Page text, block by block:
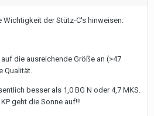
der Stütz-C's hinweisen:
die ausreichende Größe an (>47
Qualität.
besser als 1,0 BG N oder 4,7 MKS.
geht die Sonne auf!!!